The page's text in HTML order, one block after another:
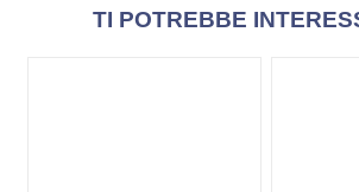
TI POTREBBE